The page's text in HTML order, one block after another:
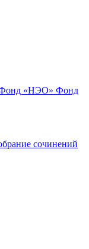
«НЭО» Фонд
сочинений